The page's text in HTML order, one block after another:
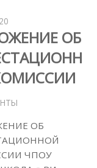
ОБ
ОБ
ЧПОУ